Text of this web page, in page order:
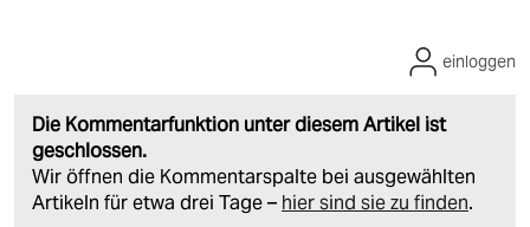
Die Kommentarfunktion unter diesem Artikel ist
geschlossen.
Wir öffnen die Kommentarspalte bei ausgewählten
Artikeln für etwa drei Tage – hier sind sie zu finden.
einloggen